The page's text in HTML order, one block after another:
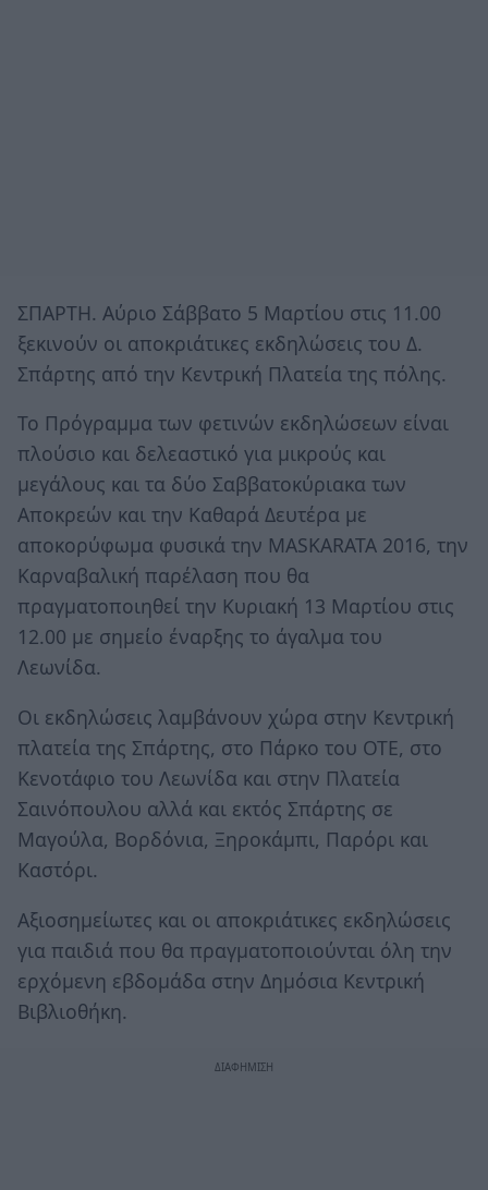
ΣΠΑΡΤΗ. Αύριο Σάββατο 5 Μαρτίου στις 11.00
ξεκινούν οι αποκριάτικες εκδηλώσεις του Δ.
Σπάρτης από την Κεντρική Πλατεία της πόλης.
Το Πρόγραμμα των φετινών εκδηλώσεων είναι
πλούσιο και δελεαστικό για μικρούς και
μεγάλους και τα δύο Σαββατοκύριακα των
Αποκρεών και την Καθαρά Δευτέρα με
αποκορύφωμα φυσικά την MASKARATA 2016, την
Καρναβαλική παρέλαση που θα
πραγματοποιηθεί την Κυριακή 13 Μαρτίου στις
12.00 με σημείο έναρξης το άγαλμα του
Λεωνίδα.
Οι εκδηλώσεις λαμβάνουν χώρα στην Κεντρική
πλατεία της Σπάρτης, στο Πάρκο του ΟΤΕ, στο
Κενοτάφιο του Λεωνίδα και στην Πλατεία
Σαινόπουλου αλλά και εκτός Σπάρτης σε
Μαγούλα, Βορδόνια, Ξηροκάμπι, Παρόρι και
Καστόρι.
Αξιοσημείωτες και οι αποκριάτικες εκδηλώσεις
για παιδιά που θα πραγματοποιούνται όλη την
ερχόμενη εβδομάδα στην Δημόσια Κεντρική
Βιβλιοθήκη.